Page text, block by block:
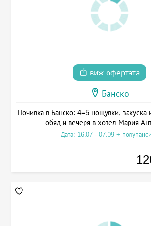
виж офертата
Банско
Почивка в Банско: 4=5 нощувки, закуска
обяд и вечеря в хотел Мария
Дата: 16.07 - 07.09 +